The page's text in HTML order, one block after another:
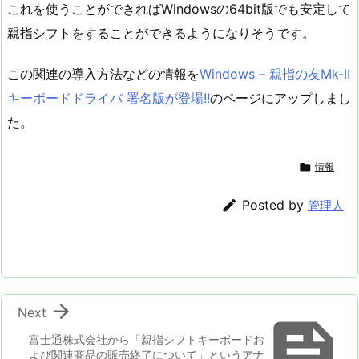
これを使うことができればWindowsの64bit版でも安定して
親指シフトをすることができるようになりそうです。
この関連の導入方法などの情報をWindows – 親指の友Mk-II
キーボードドライバ 署名版が登場!!のページにアップしまし
た。
 情報
 Posted by 管理人
富士通株式会社から「親指シフトキーボードお
よび関連商品の販売終了について」というアナ

Next